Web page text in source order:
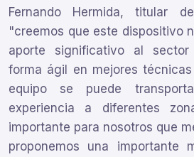
Fernando Hermida, titular
"creemos que este dispositivo
aporte significativo al
forma ágil en mejores
equipo se puede
experiencia a diferentes
importante para nosotros que
proponemos una importante